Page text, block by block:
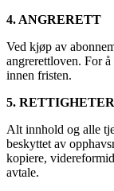
4. ANGRERETT
Ved kjøp av
angrerettloven. For
innen fristen.
5. RETTIGHETER
Alt innhold og alle
beskyttet av
kopiere,
avtale.